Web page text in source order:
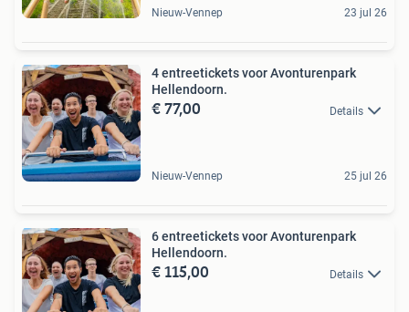
Nieuw-Vennep 23 jul 26
4 entreetickets voor Avonturenpark
Hellendoorn.
€ 77,00 Details
Nieuw-Vennep 25 jul 26
6 entreetickets voor Avonturenpark
Hellendoorn.
€ 115,00 Details